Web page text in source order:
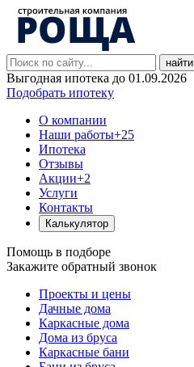
найти
Выгодная ипотека до 01.09.2026
Подобрать ипотеку
О компании
Наши работы+25
Ипотека
Отзывы
Акции+2
Услуги
Контакты
Калькулятор
Помощь в подборе
Закажите обратный звонок
Проекты и цены
Дачные дома
Каркасные дома
Дома из бруса
Каркасные бани